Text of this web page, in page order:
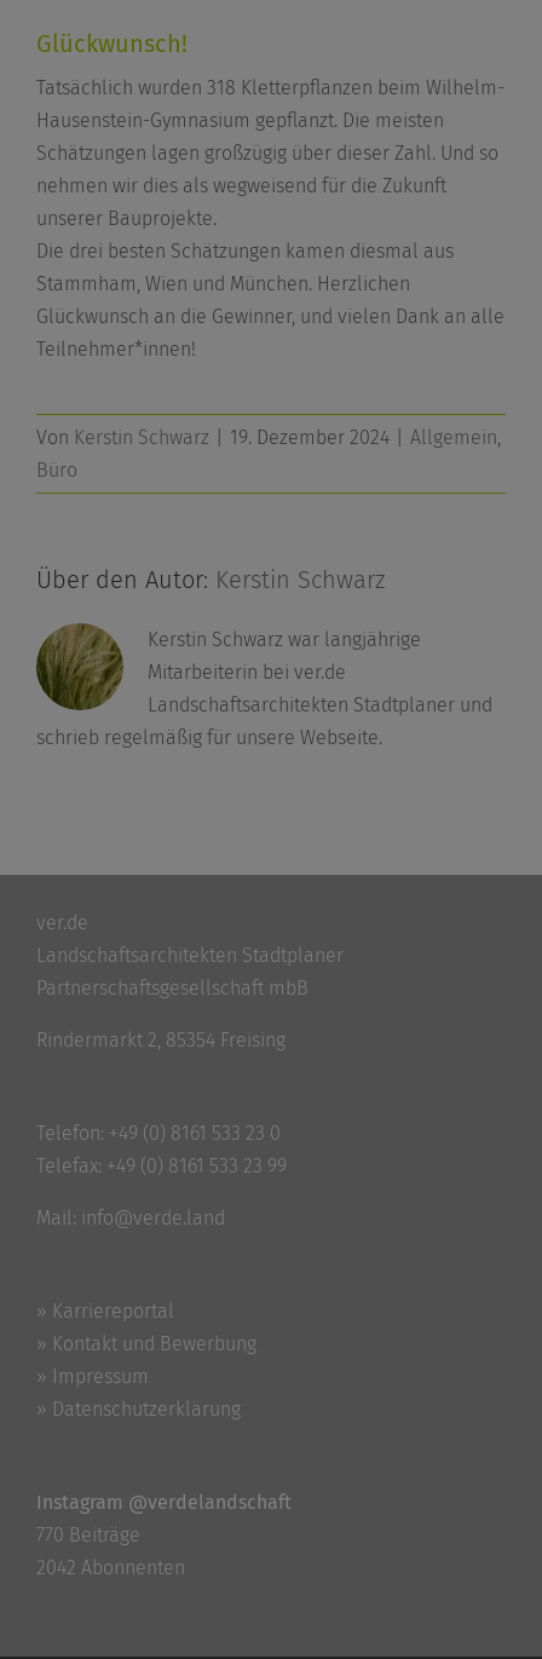
Glückwunsch!
Tatsächlich wurden 318 Kletterpflanzen beim Wilhelm-
Hausenstein-Gymnasium gepflanzt. Die meisten
Schätzungen lagen großzügig über dieser Zahl. Und so
nehmen wir dies als wegweisend für die Zukunft
unserer Bauprojekte.
Die drei besten Schätzungen kamen diesmal aus
Stammham, Wien und München. Herzlichen
Glückwunsch an die Gewinner, und vielen Dank an alle
Teilnehmer*innen!
Von Kerstin Schwarz 19. Dezember 2024 Allgemein,
Büro
Über den Autor: Kerstin Schwarz
Kerstin Schwarz war langjährige
Mitarbeiterin bei ver.de
Landschaftsarchitekten Stadtplaner und
schrieb regelmäßig für unsere Webseite.
ver.de
Landschaftsarchitekten Stadtplaner
Partnerschaftsgesellschaft mbB
Rindermarkt 2, 85354 Freising
Telefon: +49 (0) 8161 533 23 0
Telefax: +49 (0) 8161 533 23 99
Mail: info@verde.land
» Karriereportal
» Kontakt und Bewerbung
» Impressum
» Datenschutzerklärung
Instagram @verdelandschaft
770 Beiträge
2042 Abonnenten